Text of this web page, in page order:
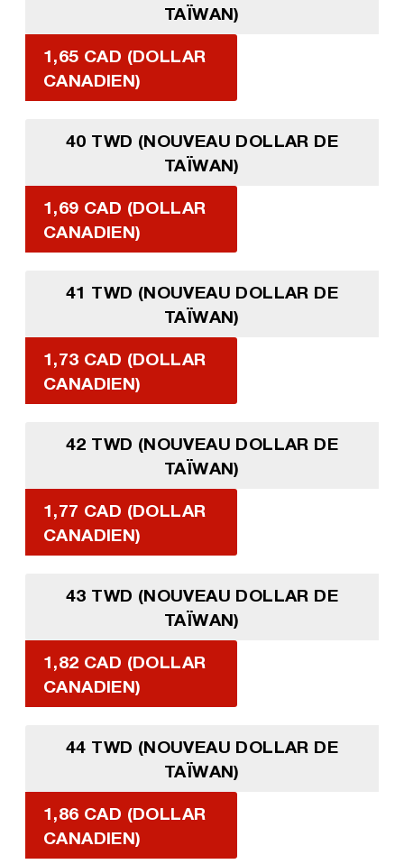
TAÏWAN)
1,65 CAD (DOLLAR
CANADIEN)
40 TWD (NOUVEAU DOLLAR DE
TAÏWAN)
1,69 CAD (DOLLAR
CANADIEN)
41 TWD (NOUVEAU DOLLAR DE
TAÏWAN)
1,73 CAD (DOLLAR
CANADIEN)
42 TWD (NOUVEAU DOLLAR DE
TAÏWAN)
1,77 CAD (DOLLAR
CANADIEN)
43 TWD (NOUVEAU DOLLAR DE
TAÏWAN)
1,82 CAD (DOLLAR
CANADIEN)
44 TWD (NOUVEAU DOLLAR DE
TAÏWAN)
1,86 CAD (DOLLAR
CANADIEN)